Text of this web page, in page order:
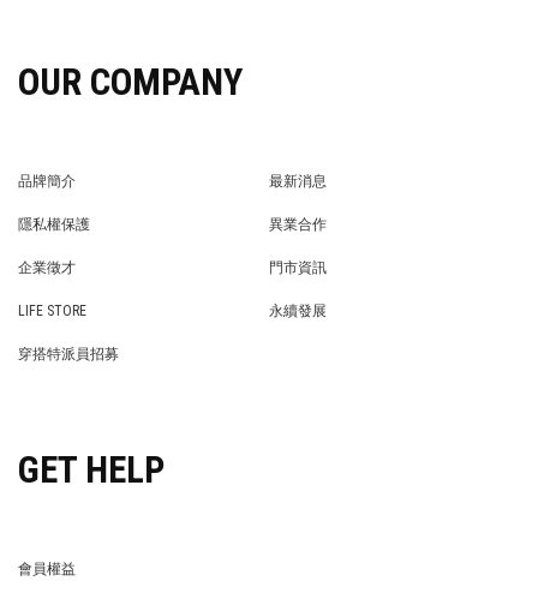
OUR COMPANY
品牌簡介
最新消息
隱私權保護
異業合作
企業徵才
門市資訊
LIFE STORE
永續發展
穿搭特派員招募
GET HELP
會員權益